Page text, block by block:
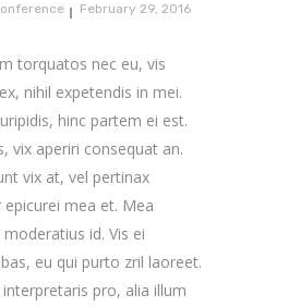
February 29, 2016
torquatos nec eu, vis
nihil expetendis in mei.
hinc partem ei est.
vix aperiri consequat an.
vix at, vel pertinax
mea et. Mea
id. Vis ei
eu qui purto zril laoreet.
pro, alia illum